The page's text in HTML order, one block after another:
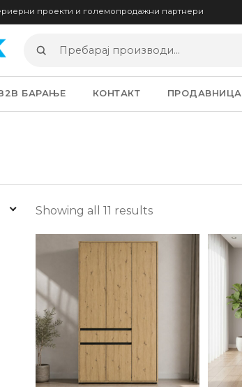
проекти и големопродажни партнери
Пребарај
производи
БАРАЊЕ КОНТАКТ ПРОДАВНИЦА
Showing all 11 results